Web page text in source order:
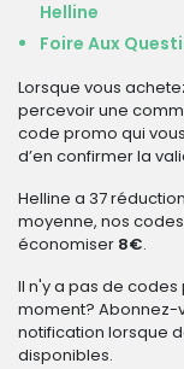
Helline
Foire Aux
Lorsque vous
percevoir une
code promo qui
d’en confirmer la
Helline a 37
moyenne, nos
économiser 8€.
Il n'y a pas de
moment? Abonnez-
notification lorsque
disponibles.